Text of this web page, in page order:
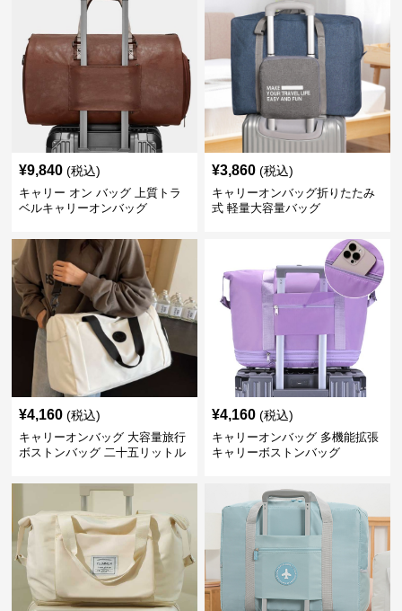
¥9,840 (税込)
キャリー オン バッグ 上質トラ
ベルキャリーオンバッグ
¥3,860 (税込)
キャリーオンバッグ折りたたみ
式 軽量大容量バッグ
¥4,160 (税込)
キャリーオンバッグ 大容量旅行
ボストンバッグ 二十五リットル
¥4,160 (税込)
キャリーオンバッグ 多機能拡張
キャリーボストンバッグ